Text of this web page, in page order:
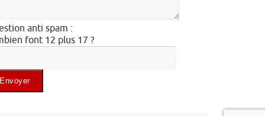
anti spam :
font 12 plus 17 ?